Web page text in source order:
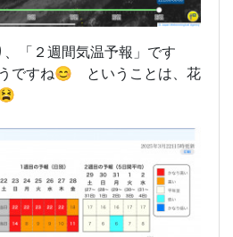
「２週間気温予報」です
ですね😊 ということは、花